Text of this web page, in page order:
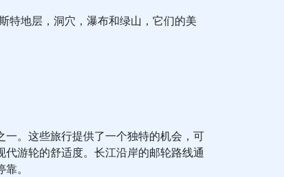
特地层，洞穴，瀑布和绿山，它们的美
。这些旅行提供了一个独特的机会，可
游轮的舒适度。长江沿岸的邮轮路线通
。